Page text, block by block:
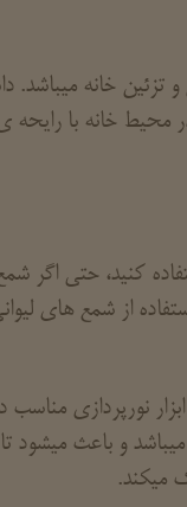
خانه میباشد.
محیط خانه با
کنید، حتی اگر
از شمع های
نورپردازی مناسب
میباشد و باعث
میکند.